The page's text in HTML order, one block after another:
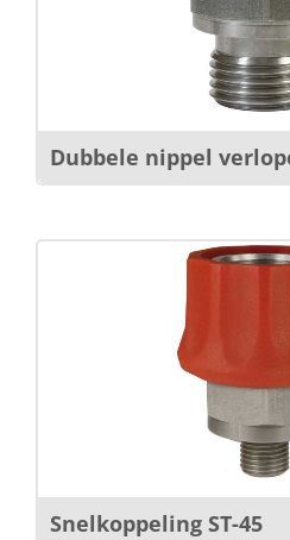
Dubbele nippel
Snelkoppeling ST-45